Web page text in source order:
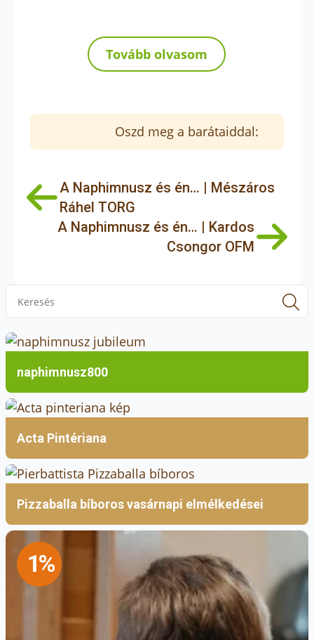
Tovább olvasom
Oszd meg a barátaiddal:
A Naphimnusz és én… | Mészáros
Ráhel TORG
A Naphimnusz és én… | Kardos
Csongor OFM
naphimnusz800
Acta Pintériana
Pizzaballa bíboros vasárnapi elmélkedései
1%